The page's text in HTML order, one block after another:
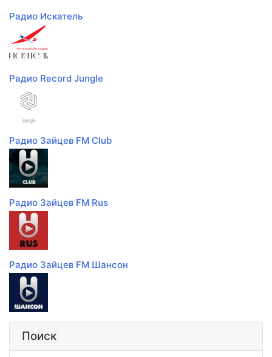
Радио Искатель
Радио Record Jungle
Радио Зайцев FM Club
Радио Зайцев FM Rus
Радио Зайцев FM Шансон
Поиск